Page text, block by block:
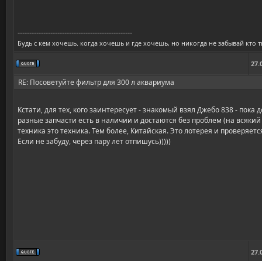
-------------------------------------------------
Будь с кем хочешь. когда хочешь и где хочешь, но никогда не забывай кто
RE: Посоветуйте фильтр для 300 л аквариума
Кстати, для тех, кого заинтересует - знакомый взял Джебо 838 - пока
разные запчасти есть в наличии и достаются без проблем (на
техника это техника. Тем более, Китайская. Это лотерея и
Если не забуду, через пару лет отпишусь)))))